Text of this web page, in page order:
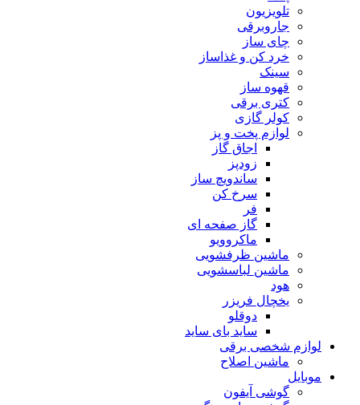
تلویزیون
جاروبرقی
چای ساز
خرد کن و غذاساز
سینک
قهوه ساز
کتری برقی
کولر گازی
لوازم پخت و پز
اجاق گاز
زودپز
ساندویچ ساز
سرخ کن
فر
گاز صفحه ای
ماکروویو
ماشین ظرفشویی
ماشین لباسشویی
هود
یخچال فریزر
دوقلو
ساید بای ساید
لوازم شخصی برقی
ماشین اصلاح
موبایل
گوشی آیفون